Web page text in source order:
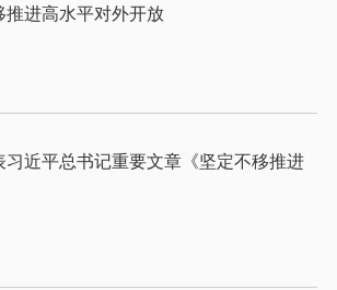
习近平：坚定不移推进高水平对外开放
习近平总书记重要文章《坚定不移推进